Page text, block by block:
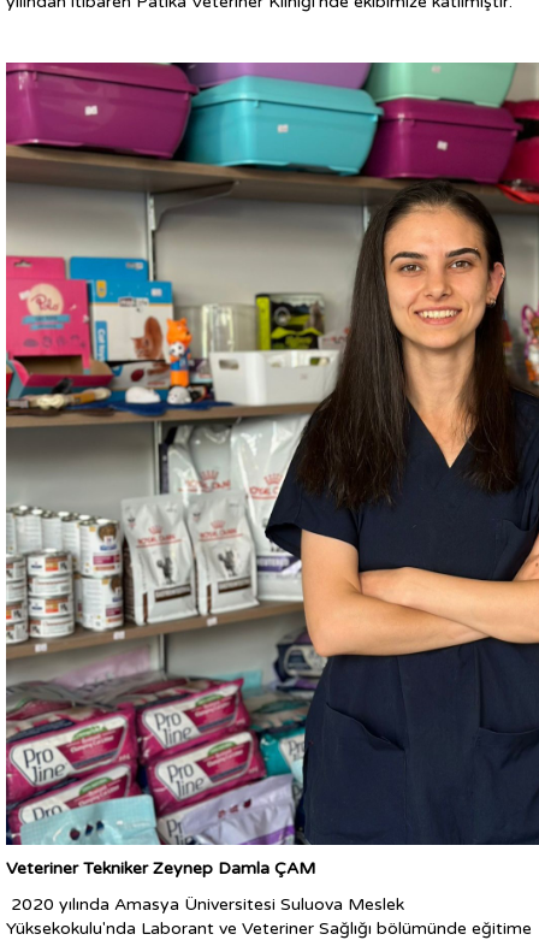
Veteriner Tekniker Zeynep Damla ÇAM
2020 yılında Amasya Üniversitesi Suluova Meslek
Yüksekokulu'nda Laborant ve Veteriner Sağlığı bölümünde eğitime